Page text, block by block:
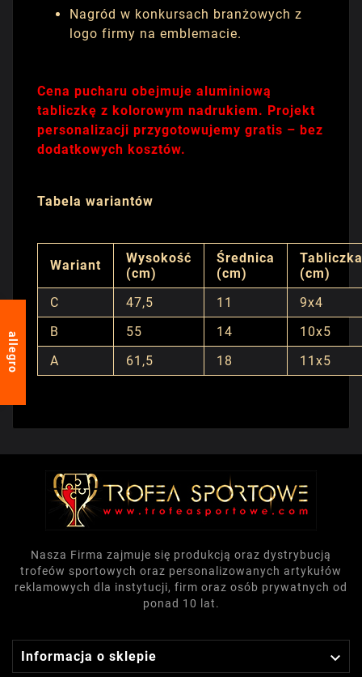
Nagród w konkursach branżowych z
logo firmy na emblemacie.
Cena pucharu obejmuje aluminiową
tabliczkę z kolorowym nadrukiem. Projekt
personalizacji przygotowujemy gratis – bez
dodatkowych kosztów.
Tabela wariantów
Wariant
Wysokość
(cm)
Średnica
(cm)
Tabliczka
(cm)
C
47,5 11
9x4
B
55 14
10x5
A
61,5 18 11x5
Nasza Firma zajmuje się produkcją oraz dystrybucją
trofeów sportowych oraz personalizowanych artykułów
reklamowych dla instytucji, firm oraz osób prywatnych od
ponad 10 lat.
Informacja o sklepie 
allegro